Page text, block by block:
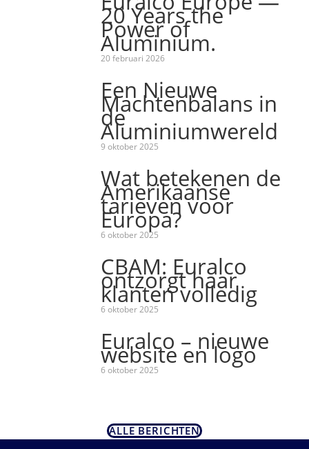
20 Years the
Power of
Aluminium.
20 februari 2026
Een Nieuwe
Machtenbalans in
de
Aluminiumwereld
9 oktober 2025
Wat betekenen de
Amerikaanse
tarieven voor
Europa?
6 oktober 2025
CBAM: Euralco
ontzorgt haar
klanten volledig
6 oktober 2025
Euralco – nieuwe
website en logo
6 oktober 2025
ALLE BERICHTEN